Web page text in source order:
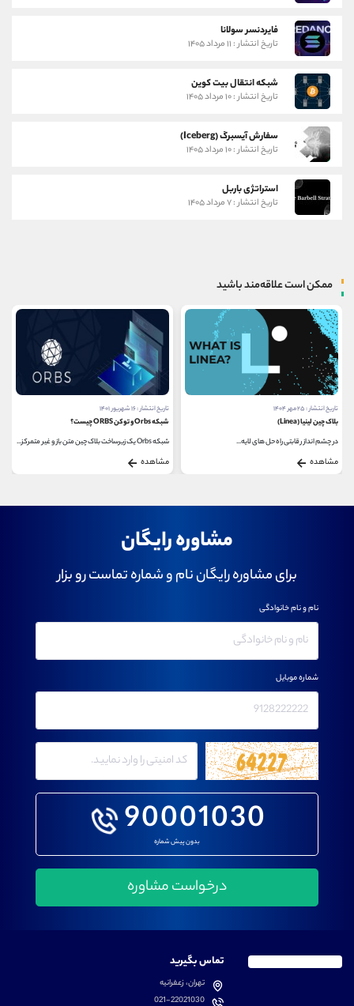
فایردنسر سولانا
تاریخ انتشار : ۱۱ مرداد ۱۴۰۵
شبکه انتقال بیت کوین
تاریخ انتشار : ۱۰ مرداد ۱۴۰۵
سفارش آیسبرگ (Iceberg)
تاریخ انتشار : ۱۰ مرداد ۱۴۰۵
استراتژی باربل
تاریخ انتشار : ۷ مرداد ۱۴۰۵
ممکن است علاقه‌مند باشید
تاریخ انتشار : ۲۵ مهر ۱۴۰۴
بلاک چین لینیا (Linea)
در چشم ‌انداز رقابتی راه ‌حل ‌های لایه...
مشاهده
تاریخ انتشار : ۱۶ شهریور ۱۴۰۱
شبکه Orbs و توکن ORBS چیست؟
شبکه Orbs یک زیرساخت بلاک چین متن‌ باز و غیر متمرکز...
مشاهده
مشاوره رایگان
برای مشاوره رایگان نام و شماره تماست رو بزار
90001030
بدون پیش شماره
نام و نام خانوادگی
شماره موبایل
تماس بگیرید
تهران، زعفرانیه
021-22021030